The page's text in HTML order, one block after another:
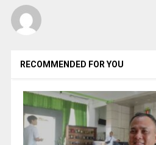
RECOMMENDED FOR YOU